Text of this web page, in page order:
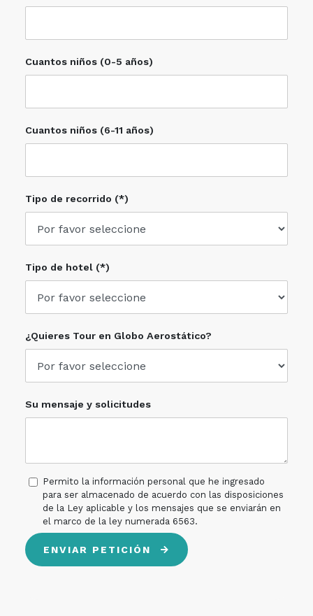
Cuantos niños (0-5 años)
Cuantos niños (6-11 años)
Tipo de recorrido (*)
Tipo de hotel (*)
¿Quieres Tour en Globo Aerostático?
Su mensaje y solicitudes
Permito la información personal que he ingresado
para ser almacenado de acuerdo con las disposiciones
de la Ley aplicable y los mensajes que se enviarán en
el marco de la ley numerada 6563.
ENVIAR PETICIÓN